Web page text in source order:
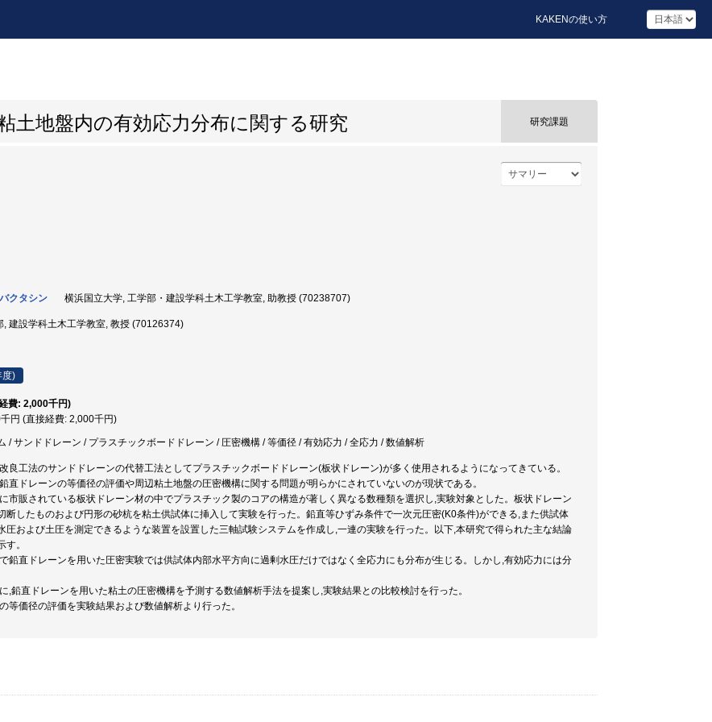
KAKENの使い方
土地盤内の有効応力分布に関する研究 研究課題
クタシン 横浜国立大学, 工学部・建設学科土木工学教室, 助教授 (70238707)
, 建設学科土木工学教室, 教授 (70126374)
度)
費: 2,000千円)
円 (直接経費: 2,000千円)
/ サンドドレーン / プラスチックボードドレーン / 圧密機構 / 等価径 / 有効応力 / 全応力 / 数値解析
良工法のサンドドレーンの代替工法としてプラスチックボードドレーン(板状ドレーン)が多く使用されるようになってきている。
直ドレーンの等価径の評価や周辺粘土地盤の圧密機構に関する問題が明らかにされていないのが現状である。
市販されている板状ドレーン材の中でプラスチック製のコアの構造が著しく異なる数種類を選択し,実験対象とした。板状ドレーン
断したものおよび円形の砂杭を粘土供試体に挿入して実験を行った。鉛直等ひずみ条件で一次元圧密(K0条件)ができる,また供試体
圧および土圧を測定できるような装置を設置した三軸試験システムを作成し,一連の実験を行った。以下,本研究で得られた主な結論
す。
鉛直ドレーンを用いた圧密実験では供試体内部水平方向に過剰水圧だけではなく全応力にも分布が生じる。しかし,有効応力には分
,鉛直ドレーンを用いた粘土の圧密機構を予測する数値解析手法を提案し,実験結果との比較検討を行った。
等価径の評価を実験結果および数値解析より行った。